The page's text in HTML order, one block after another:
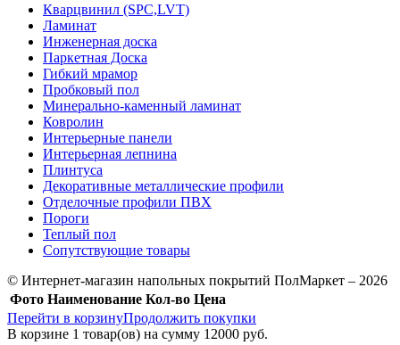
Кварцвинил (SPC,LVT)
Ламинат
Инженерная доска
Паркетная Доска
Гибкий мрамор
Пробковый пол
Минерально-каменный ламинат
Ковролин
Интерьерные панели
Интерьерная лепнина
Плинтуса
Декоративные металлические профили
Отделочные профили ПВХ
Пороги
Теплый пол
Сопутствующие товары
© Интернет-магазин напольных покрытий ПолМаркет – 2026
Фото Наименование Кол-во Цена
Перейти в корзинуПродолжить покупки
В корзине 1 товар(ов) на сумму 12000 руб.